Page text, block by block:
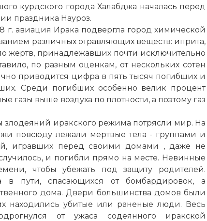
курдского города Халабджа началась перед
праздника Науроз.
г. авиация Ирака подвергла город химической
различных отравляющих веществ: иприта,
жертв, принадлежавших почти исключительно
по разным оценкам, от нескольких сотен
приводится цифра в пять тысяч погибших и
Среди погибших особенно велик процент
газы выше воздуха по плотности, а поэтому газ
злодеяний иракского режима потрясли мир. На
повсюду лежали мертвые тела - группами и
игравших перед своими домами , даже не
и погибли прямо на месте. Невинные
чтобы убежать под защиту родителей.
в пути, спасающихся от бомбардировок, а
дома. Двери большинства домов были
находились убитые или раненые люди. Весь
от ужаса содеянного иракской